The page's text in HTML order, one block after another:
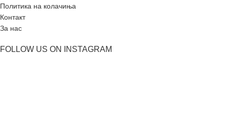
Политика на колачиња
Контакт
За нас
FOLLOW US ON INSTAGRAM